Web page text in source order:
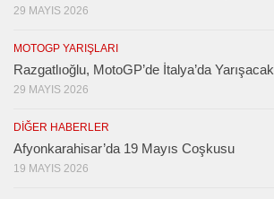
29 MAYIS 2026
MOTOGP YARIŞLARI
Razgatlıoğlu, MotoGP’de İtalya’da Yarışacak
29 MAYIS 2026
DIĞER HABERLER
Afyonkarahisar’da 19 Mayıs Coşkusu
19 MAYIS 2026